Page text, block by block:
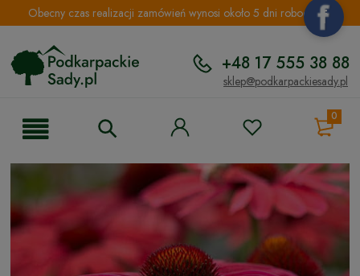
Obecny czas realizacji zamówień wynosi około 5 dni roboczych.
+48 17 555 38 88
sklep@podkarpackiesady.pl
0